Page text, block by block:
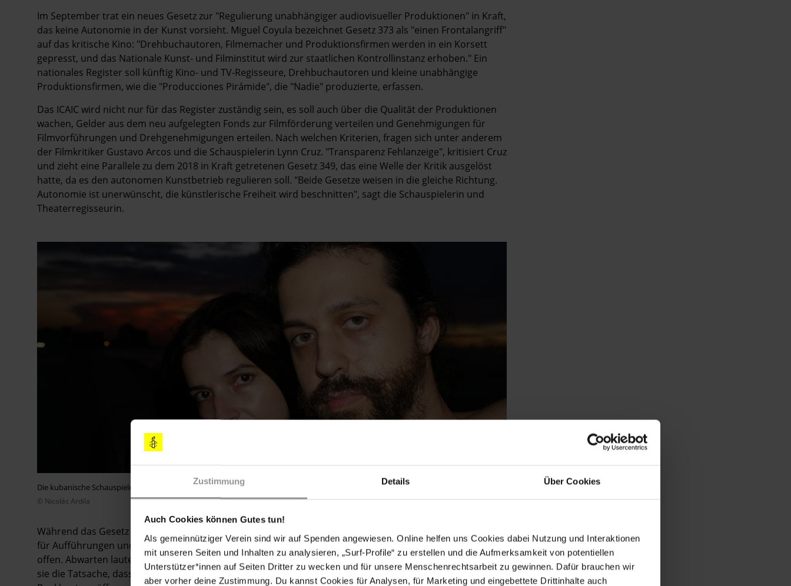
Zustimmung Details Über Cookies
Auch Cookies können Gutes tun!
Als gemeinnütziger Verein sind wir auf Spenden angewiesen. Online helfen uns Cookies dabei Nutzung und Interaktionen
mit unseren Seiten und Inhalten zu analysieren, „Surf-Profile“ zu erstellen und die Aufmerksamkeit von potentiellen
Unterstützer*innen auf Seiten Dritter zu wecken und für unsere Menschenrechtsarbeit zu gewinnen. Dafür brauchen wir
aber vorher deine Zustimmung. Du kannst Cookies für Analysen, für Marketing und eingebettete Drittinhalte auch
Im September trat ein neues Gesetz zur "Regulierung unabhängiger audiovisueller Produktionen" in Kraft,
das keine Autonomie in der Kunst vorsieht. Miguel Coyula bezeichnet Gesetz 373 als "einen Frontalangriff"
auf das kritische Kino: "Drehbuchautoren, Filmemacher und Produktionsfirmen werden in ein Korsett
gepresst, und das Nationale Kunst- und Filminstitut wird zur staatlichen Kontrollinstanz erhoben." Ein
nationales Register soll künftig Kino- und TV-Regisseure, Drehbuchautoren und kleine unabhängige
Produktionsfirmen, wie die "Producciones Pirámide", die "Nadie" produzierte, erfassen.
Das ICAIC wird nicht nur für das Register zuständig sein, es soll auch über die Qualität der Produktionen
wachen, Gelder aus dem neu aufgelegten Fonds zur Filmförderung verteilen und Genehmigungen für
Filmvorführungen und Drehgenehmigungen erteilen. Nach welchen Kriterien, fragen sich unter anderem
der Filmkritiker Gustavo Arcos und die Schauspielerin Lynn Cruz. "Transparenz Fehlanzeige", kritisiert Cruz
und zieht eine Parallele zu dem 2018 in Kraft getretenen Gesetz 349, das eine Welle der Kritik ausgelöst
hatte, da es den autonomen Kunstbetrieb regulieren soll. "Beide Gesetze weisen in die gleiche Richtung.
Autonomie ist unerwünscht, die künstlerische Freiheit wird beschnitten", sagt die Schauspielerin und
Theaterregisseurin.
Die kubanische Schauspielerin Lynn Cruz und der kubanische Regisseur Miguel Coyula.
© Nicolás Ardila
Während das Gesetz 349 Künstlern, die nicht offiziell als Kulturschaffende registriert sind, mit Sanktionen
für Aufführungen und Performances droht, lässt das Gesetz für audiovisuelle Produktionen diese Frage
offen. Abwarten lautet deshalb die Devise vieler unabhängiger Filmschaffender. Einhellig positiv bewerten
sie die Tatsache, dass unabhängige Produktionsfirmen nun offiziell anerkannt werden, ein eigenes